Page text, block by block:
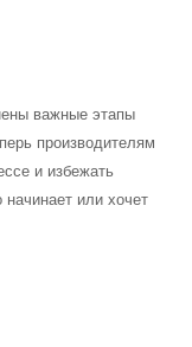
важные этапы
производителям
и избежать
или хочет